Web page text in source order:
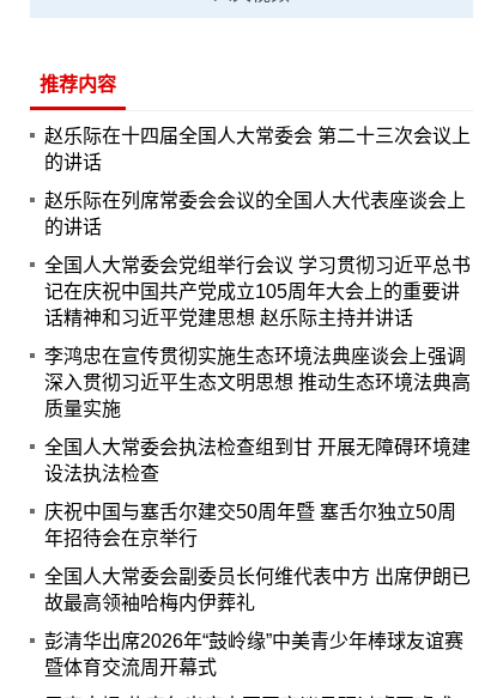
推荐内容
赵乐际在十四届全国人大常委会 第二十三次会议上
的讲话
赵乐际在列席常委会会议的全国人大代表座谈会上
的讲话
全国人大常委会党组举行会议 学习贯彻习近平总书
记在庆祝中国共产党成立105周年大会上的重要讲
话精神和习近平党建思想 赵乐际主持并讲话
李鸿忠在宣传贯彻实施生态环境法典座谈会上强调
深入贯彻习近平生态文明思想 推动生态环境法典高
质量实施
全国人大常委会执法检查组到甘 开展无障碍环境建
设法执法检查
庆祝中国与塞舌尔建交50周年暨 塞舌尔独立50周
年招待会在京举行
全国人大常委会副委员长何维代表中方 出席伊朗已
故最高领袖哈梅内伊葬礼
彭清华出席2026年“鼓岭缘”中美青少年棒球友谊赛
暨体育交流周开幕式